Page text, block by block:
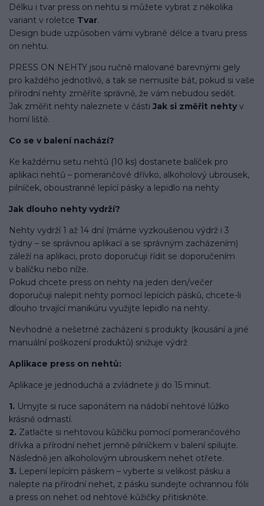
Délku i tvar press on nehtu si můžete vybrat z několika
variant v roletce Tvar.
Design bude uzpůsoben vámi vybrané délce a tvaru press
on nehtu.
PRESS ON NEHTY jsou ručně malované barevnými gely
pro každého jednotlivě, a tak se nemusíte bát, pokud si vaše
přírodní nehty změříte správně, že vám nebudou sedět.
Jak změřit nehty naleznete v části Jak si změřit nehty v
horní liště.
Co se v balení nachází?
Ke každému setu nehtů (10 ks) dostanete balíček pro
aplikaci nehtů – pomerančové dřívko, alkoholový ubrousek,
pilníček, oboustranné lepící pásky a lepidlo na nehty
Jak dlouho nehty vydrží?
Nehty vydrží 1 až 14 dní (máme vyzkoušenou výdrž i 3
týdny – se správnou aplikací a se správným zacházením)
záleží na aplikaci, proto doporučuji řídit se doporučením
v balíčku nebo níže.
Pokud chcete press on nehty na jeden den/večer
doporučuji nalepit nehty pomocí lepících pásků, chcete-li
dlouho trvající manikúru využijte lepidlo na nehty.
Nevhodné a nešetrné zacházení s produkty (kousání a jiné
manuální poškození produktů) snižuje výdrž
Aplikace press on nehtů:
Aplikace je jednoduchá a zvládnete ji do 15 minut.
1. Umyjte si ruce saponátem na nádobí nehtové lůžko
krásně odmastí.
2. Zatlačte si nehtovou kůžičku pomocí pomerančového
dřívka a přírodní nehet jemně pilníčkem v balení spilujte.
Následně jen alkoholovým ubrouskem nehet otřete.
3. Lepení lepícím páskem – vyberte si velikost pásku a
nalepte na přírodní nehet, z pásku sundejte ochrannou fólii
a press on nehet od nehtové kůžičky přitiskněte.